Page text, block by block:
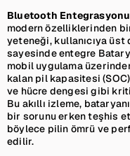
Bluetooth Entegrasyonu
modern özelliklerinden
yeteneği, kullanıcıya
sayesinde entegre
mobil uygulama
kalan pil kapasitesi
ve hücre dengesi gibi
Bu akıllı izleme,
bir sorunu erken teşhis
böylece pilin ömrü ve
edilir.